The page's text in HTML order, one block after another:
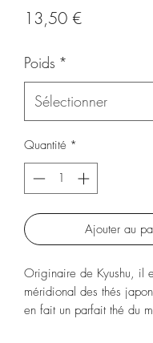
13,50 €Prix
Poids *
Quantité *
Ajouter au
Originaire de Kyushu, il
méridional des thés
en fait un parfait thé du